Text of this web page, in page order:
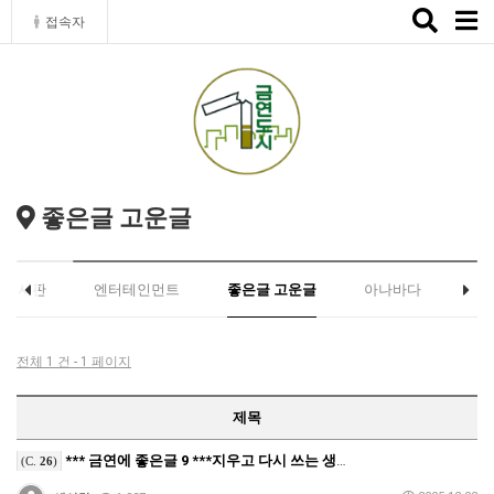
접속자
Toggle
좋은글 고운글
게시판 엔터테인먼트 좋은글 고운글 아나바다
전체 1 건 - 1 페이지
제목
(C. 26) *** 금연에 좋은글 9 ***지우고 다시 쓰는 생각